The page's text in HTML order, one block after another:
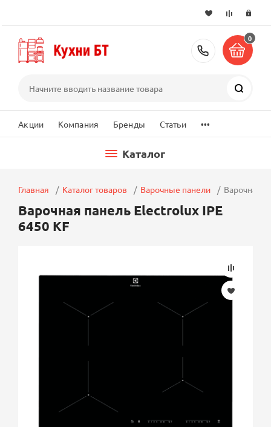
+7 (495)
0
Акции Компания Бренды Статьи ...
Каталог
Главная Каталог товаров Варочные панели Варочная
Варочная панель Electrolux IPE
6450 KF